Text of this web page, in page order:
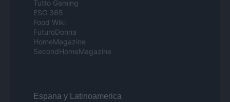
Tutto Gaming
ESG 365
Food Wiki
FuturoDonna
HomeMagazine
SecondHomeMagazine
Espana y Latinoamerica